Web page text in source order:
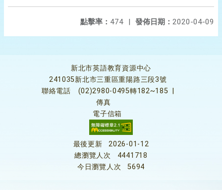
發佈日期： 2020-04-09
點擊率： 474 |
新北市英語教育資源中心
241035新北市三重區重陽路三段3號
聯絡電話
(02)2980-0495轉182~185
傳真
電子信箱
最後更新
2026-01-12
總瀏覽人次
4441718
今日瀏覽人次
5694